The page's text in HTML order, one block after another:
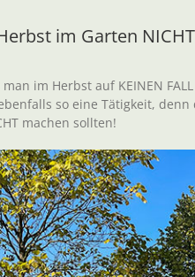
im Garten
im Herbst auf KEINEN
so eine Tätigkeit,
machen sollten!